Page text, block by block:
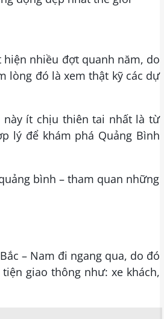
nhiều đợt quanh năm, do
lòng đó là xem thật kỹ các dự
này ít chịu thiên tai nhất là từ
lý để khám phá Quảng Bình
– Nam đi ngang qua, do đó
giao thông như: xe khách,